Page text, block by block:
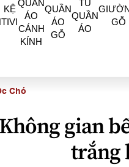
KỆ
TIVI
QUẦN
ÁO
CÁNH
KÍNH
QUẦN
ÁO
GỖ
TỦ
QUẦN
ÁO
GỖ
Chó
Không gian
trắng